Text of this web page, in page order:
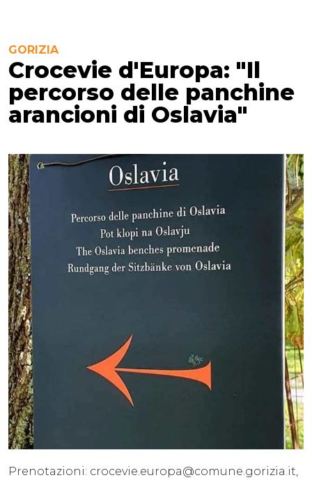
GORIZIA
Crocevie d'Europa: "Il
percorso delle panchine
arancioni di Oslavia"
Prenotazioni: crocevie.europa@comune.gorizia.it,